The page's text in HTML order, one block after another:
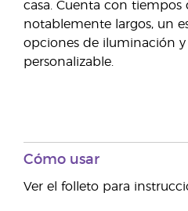
casa. Cuenta con tiempos
notablemente largos, un
opciones de iluminación
personalizable.
Cómo usar
Ver el folleto para